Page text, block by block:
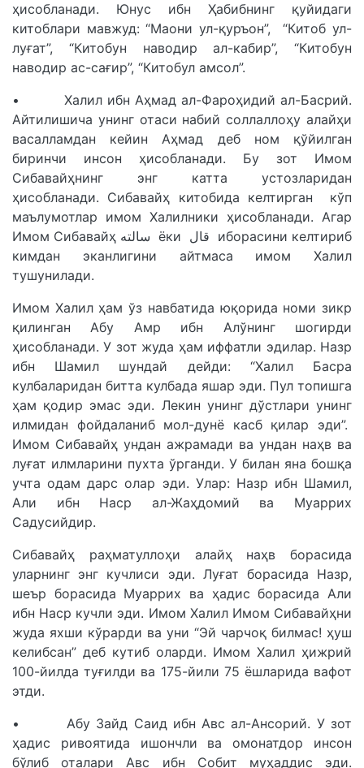
ҳисобланади. Юнус ибн Ҳабибнинг қуйидаги
китоблари мавжуд: “Маони ул-қуръон”, “Китоб ул-
луғат”, “Китобун наводир ал-кабир”, “Китобун
наводир ас-сағир”, “Китобул амсол”.
• Халил ибн Аҳмад ал-Фароҳидий ал-Басрий.
Айтилишича унинг отаси набий соллаллоҳу алайҳи
васалламдан кейин Аҳмад деб ном қўйилган
биринчи инсон ҳисобланади. Бу зот Имом
Сибавайҳнинг энг катта устозларидан
ҳисобланади. Сибавайҳ китобида келтирган кўп
маълумотлар имом Халилники ҳисобланади. Агар
Имом Сибавайҳ سالته ёки قال иборасини келтириб
кимдан эканлигини айтмаса имом Халил
тушунилади.
Имом Халил ҳам ўз навбатида юқорида номи зикр
қилинган Абу Амр ибн Алўнинг шогирди
ҳисобланади. У зот жуда ҳам иффатли эдилар. Назр
ибн Шамил шундай дейди: “Халил Басра
кулбаларидан битта кулбада яшар эди. Пул топишга
ҳам қодир эмас эди. Лекин унинг дўстлари унинг
илмидан фойдаланиб мол-дунё касб қилар эди”.
Имом Сибавайҳ ундан ажрамади ва ундан наҳв ва
луғат илмларини пухта ўрганди. У билан яна бошқа
учта одам дарс олар эди. Улар: Назр ибн Шамил,
Али ибн Наср ал-Жаҳдомий ва Муаррих
Садусийдир.
Сибавайҳ раҳматуллоҳи алайҳ наҳв борасида
уларнинг энг кучлиси эди. Луғат борасида Назр,
шеър борасида Муаррих ва ҳадис борасида Али
ибн Наср кучли эди. Имом Халил Имом Сибавайҳни
жуда яхши кўрарди ва уни “Эй чарчоқ билмас! ҳуш
келибсан” деб кутиб оларди. Имом Халил ҳижрий
100-йилда туғилди ва 175-йили 75 ёшларида вафот
этди.
• Абу Зайд Саид ибн Авс ал-Ансорий. У зот
ҳадис ривоятида ишончли ва омонатдор инсон
бўлиб оталари Авс ибн Собит муҳаддис эди.